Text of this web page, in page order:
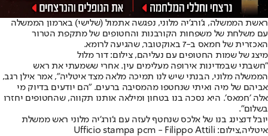
ראשת הממשלה, ג'ורג'יה מלוני, נפגשה אתמול (שלישי) בארמון הממשלה
עם משלחת של משפחות הקורבנות והחטופים של מתקפת הטרור
האכזרית של חמאס ב-7 באוקטובר, שהגיעה לרומא.
מיצג של שמות החטופים עם נעליהם, צילום: דור מלול
"חשבתי שבמדינות אירופה מעלימים עין. אחרי ששמעתי את ראש
הממשלה מלוני, הבנתי שיש לנו תמיכה מלאה מצד איטליה", אמר אילן רגב,
אביהם של מיה ואיתי שנחטפו מהמסיבה ברעים. "הם יודעים בדיוק מי
אלה ׳חמאס׳. היא נסכה בנו בטחון ומילאה אותנו תקווה, שהחטופים יחזרו
בשלום״.
יובל דנצינג בנו של אלכס שנחטף לעזה עם ג’ורג’יה מלוני ראש ממשלת
איטליה,צילום: Ufficio stampa pcm - Filippo Attili